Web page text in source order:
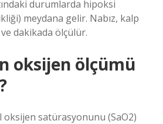
durumlarda hipoksi
meydana gelir. Nabız, kalp
ve dakikada ölçülür.
oksijen ölçümü
satürasyonunu (SaO2)